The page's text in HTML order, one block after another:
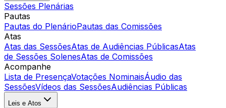
Sessões Plenárias
Pautas
Pautas do PlenárioPautas das Comissões
Atas
Atas das SessõesAtas de Audiências PúblicasAtas
de Sessões SolenesAtas de Comissões
Acompanhe
Lista de PresençaVotações NominaisÁudio das
SessõesVídeos das SessõesAudiências Públicas
Leis e Atos